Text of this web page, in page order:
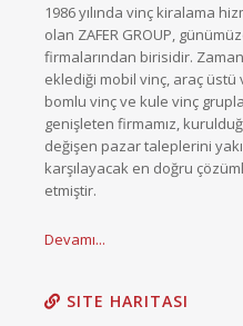
1986 yılında vinç kiralama
olan ZAFER GROUP,
firmalarından birisidir.
eklediği mobil vinç, araç
bomlu vinç ve kule vinç
genişleten firmamız,
değişen pazar taleplerini
karşılayacak en doğru
etmiştir.
Devamı...
SITE HARITASI